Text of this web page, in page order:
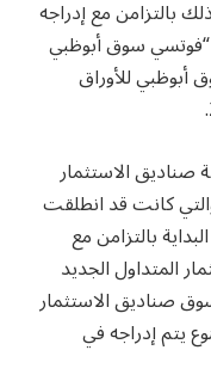
بالتزامن مع إدراجه
“فوتسي سوق أبوظبي
لسوق أبوظبي للأوراق
صناديق الاستثمار
كانت قد انطلقت
جرس البداية بالتزامن مع
المتداول الجديد
سوق أبوظبي 15” في سوق صناديق الاستثمار
يتم إدراجه في